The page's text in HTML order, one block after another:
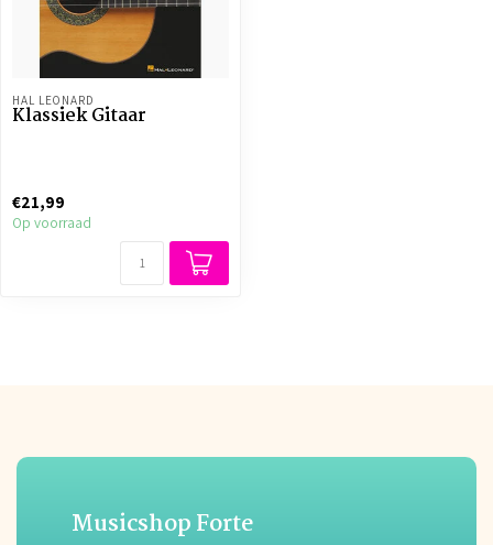
HAL LEONARD
Klassiek Gitaar
€21,99
Op voorraad
Musicshop Forte